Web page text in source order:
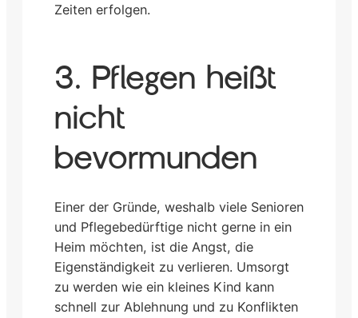
Zeiten erfolgen.
3. Pflegen heißt
nicht
bevormunden
Einer der Gründe, weshalb viele Senioren
und Pflegebedürftige nicht gerne in ein
Heim möchten, ist die Angst, die
Eigenständigkeit zu verlieren. Umsorgt
zu werden wie ein kleines Kind kann
schnell zur Ablehnung und zu Konflikten